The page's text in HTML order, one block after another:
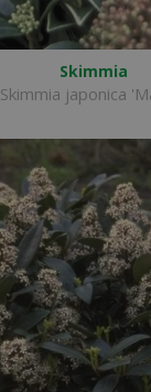
Skimmia
Skimmia japonica